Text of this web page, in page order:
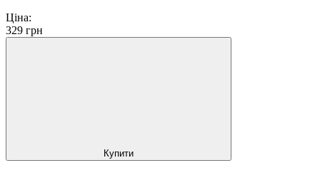
Ціна:
329 грн
Купити